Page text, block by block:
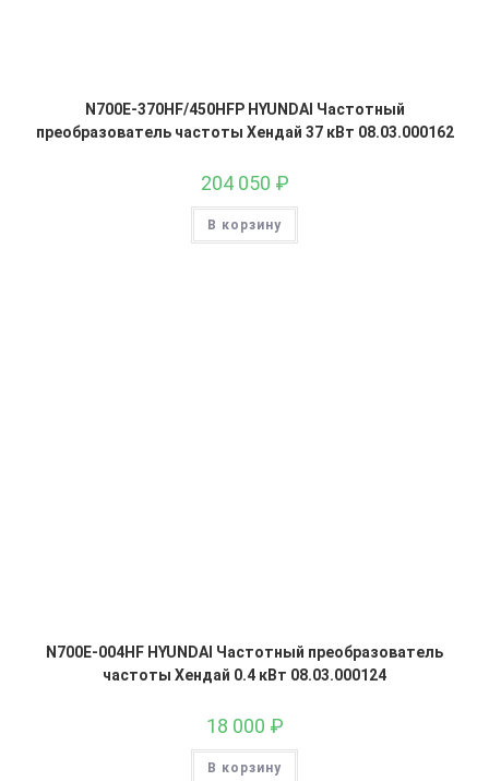
N700E-370HF/450HFP HYUNDAI Частотный
преобразователь частоты Хендай 37 кВт 08.03.000162
204 050 ₽
В корзину
N700E-004HF HYUNDAI Частотный преобразователь
частоты Хендай 0.4 кВт 08.03.000124
18 000 ₽
В корзину